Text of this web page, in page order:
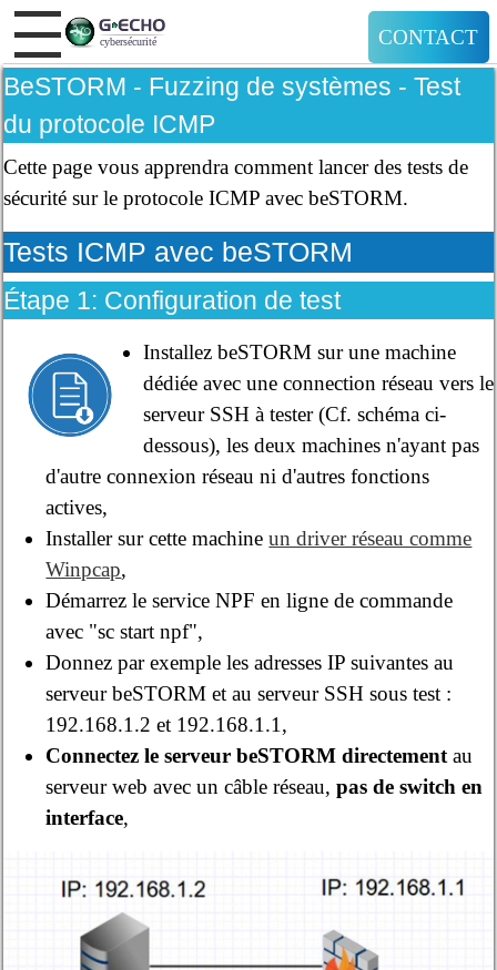
CONTACT
BeSTORM - Fuzzing de systèmes - Test
du protocole ICMP
Cette page vous apprendra comment lancer des tests de
sécurité sur le protocole ICMP avec beSTORM.
Tests ICMP avec beSTORM
Étape 1: Configuration de test
Installez beSTORM sur une machine
dédiée avec une connection réseau vers le
serveur SSH à tester (Cf. schéma ci-
dessous), les deux machines n'ayant pas
d'autre connexion réseau ni d'autres fonctions
actives,
Installer sur cette machineun driver réseau comme
Winpcap,
Démarrez le service NPF en ligne de commande
avec "sc start npf",
Donnez par exemple les adresses IP suivantes au
serveur beSTORM et au serveur SSH sous test :
192.168.1.2 et 192.168.1.1,
Connectez le serveur beSTORM directementau
serveur web avec un câble réseau,pas de switch en
interface,